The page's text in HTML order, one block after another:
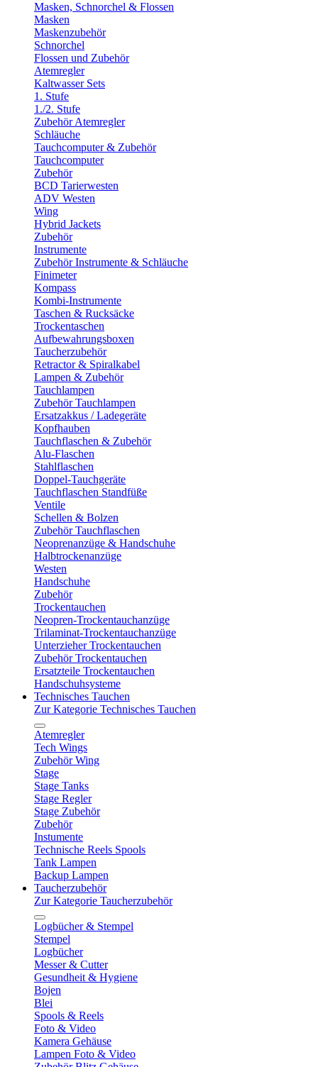
Masken, Schnorchel & Flossen
Masken
Maskenzubehör
Schnorchel
Flossen und Zubehör
Atemregler
Kaltwasser Sets
1. Stufe
1./2. Stufe
Zubehör Atemregler
Schläuche
Tauchcomputer & Zubehör
Tauchcomputer
Zubehör
BCD Tarierwesten
ADV Westen
Wing
Hybrid Jackets
Zubehör
Instrumente
Zubehör Instrumente & Schläuche
Finimeter
Kompass
Kombi-Instrumente
Taschen & Rucksäcke
Trockentaschen
Aufbewahrungsboxen
Taucherzubehör
Retractor & Spiralkabel
Lampen & Zubehör
Tauchlampen
Zubehör Tauchlampen
Ersatzakkus / Ladegeräte
Kopfhauben
Tauchflaschen & Zubehör
Alu-Flaschen
Stahlflaschen
Doppel-Tauchgeräte
Tauchflaschen Standfüße
Ventile
Schellen & Bolzen
Zubehör Tauchflaschen
Neoprenanzüge & Handschuhe
Halbtrockenanzüge
Westen
Handschuhe
Zubehör
Trockentauchen
Neopren-Trockentauchanzüge
Trilaminat-Trockentauchanzüge
Unterzieher Trockentauchen
Zubehör Trockentauchen
Ersatzteile Trockentauchen
Handschuhsysteme
Technisches Tauchen
Zur Kategorie Technisches Tauchen
Atemregler
Tech Wings
Zubehör Wing
Stage
Stage Tanks
Stage Regler
Stage Zubehör
Zubehör
Instumente
Technische Reels Spools
Tank Lampen
Backup Lampen
Taucherzubehör
Zur Kategorie Taucherzubehör
Logbücher & Stempel
Stempel
Logbücher
Messer & Cutter
Gesundheit & Hygiene
Bojen
Blei
Spools & Reels
Foto & Video
Kamera Gehäuse
Lampen Foto & Video